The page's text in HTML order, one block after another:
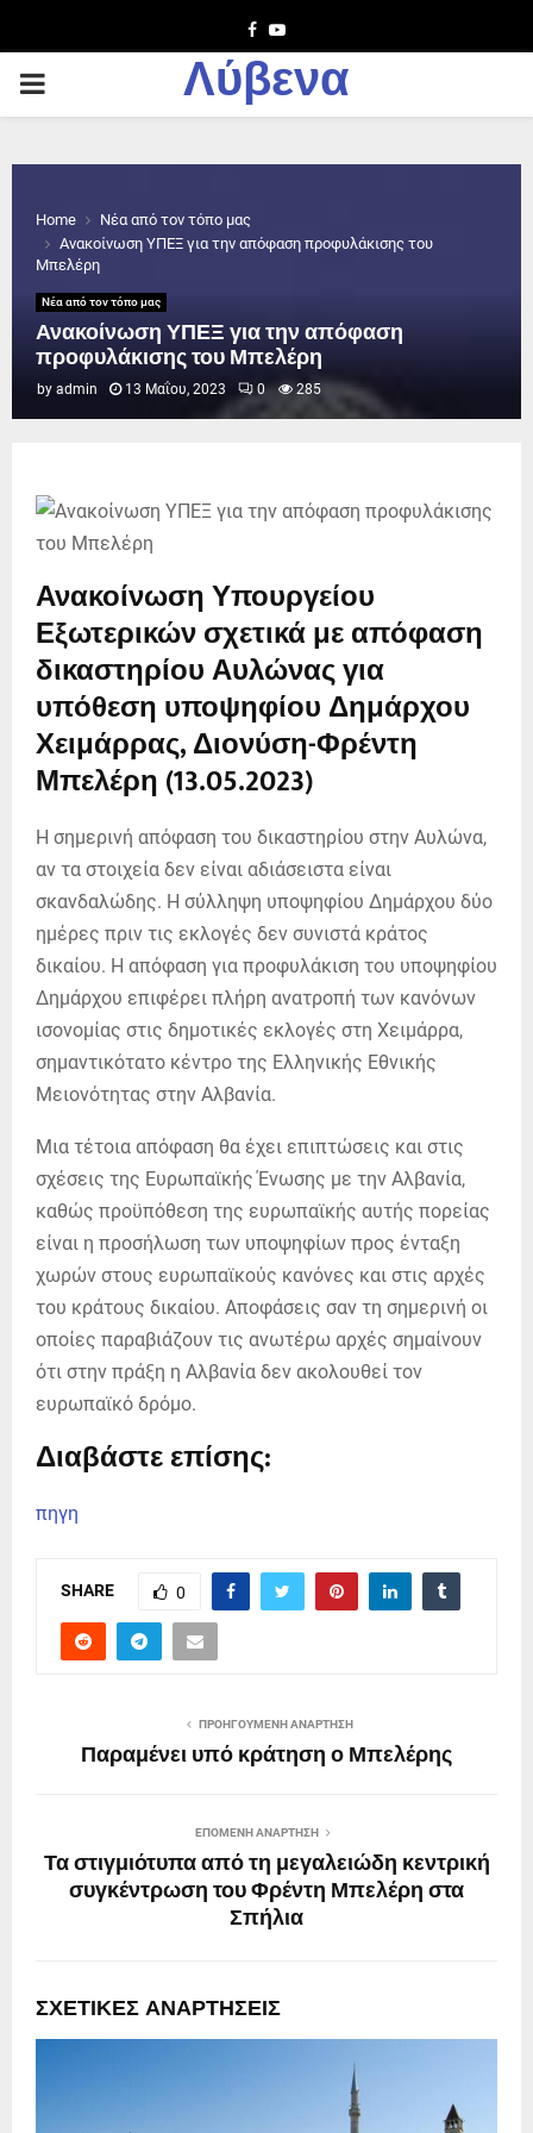
Facebook
Youtube
PRIMARY
Λύβενα
Home
Νέα από τον τόπο μας
Ανακοίνωση ΥΠΕΞ για την απόφαση προφυλάκισης του
Μπελέρη
Νέα από τον τόπο μας
Ανακοίνωση ΥΠΕΞ για την απόφαση
προφυλάκισης του Μπελέρη
by admin 13 Μαΐου, 2023 0 285
Ανακοίνωση Υπουργείου
Εξωτερικών σχετικά με απόφαση
δικαστηρίου Αυλώνας για
υπόθεση υποψηφίου Δημάρχου
Χειμάρρας, Διονύση-Φρέντη
Μπελέρη (13.05.2023)
Η σημερινή απόφαση του δικαστηρίου στην Αυλώνα,
αν τα στοιχεία δεν είναι αδιάσειστα είναι
σκανδαλώδης. Η σύλληψη υποψηφίου Δημάρχου δύο
ημέρες πριν τις εκλογές δεν συνιστά κράτος
δικαίου. Η απόφαση για προφυλάκιση του υποψηφίου
Δημάρχου επιφέρει πλήρη ανατροπή των κανόνων
ισονομίας στις δημοτικές εκλογές στη Χειμάρρα,
σημαντικότατο κέντρο της Ελληνικής Εθνικής
Μειονότητας στην Αλβανία.
Μια τέτοια απόφαση θα έχει επιπτώσεις και στις
σχέσεις της Ευρωπαϊκής Ένωσης με την Αλβανία,
καθώς προϋπόθεση της ευρωπαϊκής αυτής πορείας
είναι η προσήλωση των υποψηφίων προς ένταξη
χωρών στους ευρωπαϊκούς κανόνες και στις αρχές
του κράτους δικαίου. Αποφάσεις σαν τη σημερινή οι
οποίες παραβιάζουν τις ανωτέρω αρχές σημαίνουν
ότι στην πράξη η Αλβανία δεν ακολουθεί τον
ευρωπαϊκό δρόμο.
Διαβάστε επίσης:
πηγη
SHARE 0
ΠΡΟΗΓΟΎΜΕΝΗ ΑΝΆΡΤΗΣΗ
Παραμένει υπό κράτηση ο Μπελέρης
ΕΠΌΜΕΝΗ ΑΝΆΡΤΗΣΗ
Τα στιγμιότυπα από τη μεγαλειώδη κεντρική
συγκέντρωση του Φρέντη Μπελέρη στα
Σπήλια
ΣΧΕΤΙΚΈΣ ΑΝΑΡΤΉΣΕΙΣ